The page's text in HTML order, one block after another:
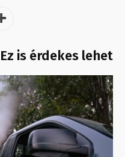
Ez is érdekes lehet